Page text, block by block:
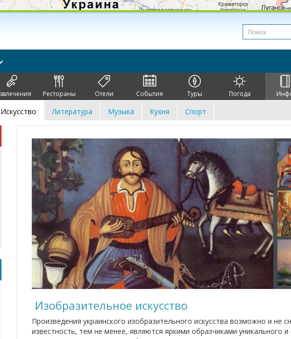
Рестораны Отели События Туры Погода
Искусство Литература Музыка Кухня Спорт
Изобразительное искусство
Произведения украинского изобразительного искусства возможно и не
известность, тем не менее, являются яркими образчиками уникального